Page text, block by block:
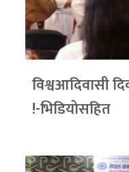
विश्वआदिवासी
!-भिडियोसहित